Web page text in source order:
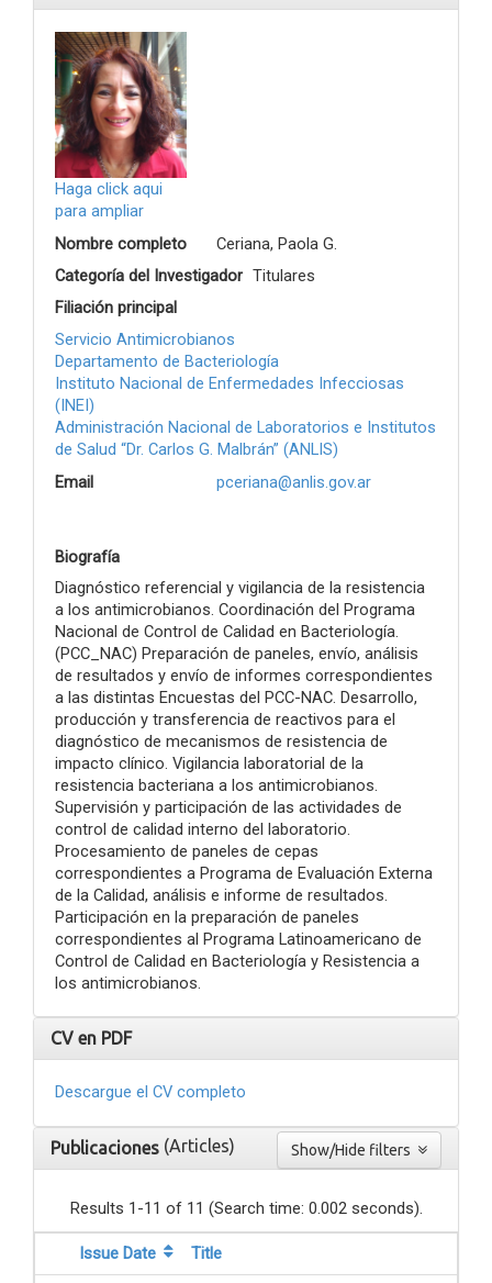
Haga click aqui
para ampliar
Nombre completo
Ceriana, Paola G.
Categoría del Investigador Titulares
Filiación principal
Servicio Antimicrobianos
Departamento de Bacteriología
Instituto Nacional de Enfermedades Infecciosas
(INEI)
Administración Nacional de Laboratorios e Institutos
de Salud “Dr. Carlos G. Malbrán” (ANLIS)
Email
pceriana@anlis.gov.ar
Biografía
Diagnóstico referencial y vigilancia de la resistencia
a los antimicrobianos. Coordinación del Programa
Nacional de Control de Calidad en Bacteriología.
(PCC_NAC) Preparación de paneles, envío, análisis
de resultados y envío de informes correspondientes
a las distintas Encuestas del PCC-NAC. Desarrollo,
producción y transferencia de reactivos para el
diagnóstico de mecanismos de resistencia de
impacto clínico. Vigilancia laboratorial de la
resistencia bacteriana a los antimicrobianos.
Supervisión y participación de las actividades de
control de calidad interno del laboratorio.
Procesamiento de paneles de cepas
correspondientes a Programa de Evaluación Externa
de la Calidad, análisis e informe de resultados.
Participación en la preparación de paneles
correspondientes al Programa Latinoamericano de
Control de Calidad en Bacteriología y Resistencia a
los antimicrobianos.
CV en PDF
Descargue el CV completo
Publicaciones (Articles)
Results 1-11 of 11 (Search time: 0.002 seconds).
Issue Date Title